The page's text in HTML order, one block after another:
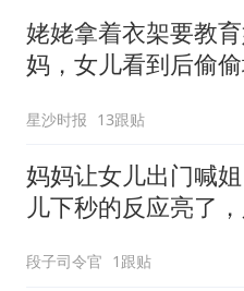
姥姥拿着衣架要教
妈，女儿看到后偷偷
远是孩子
星沙时报 13跟贴
妈妈让女儿出门喊
儿下秒的反应亮了，
段子司令官 1跟贴